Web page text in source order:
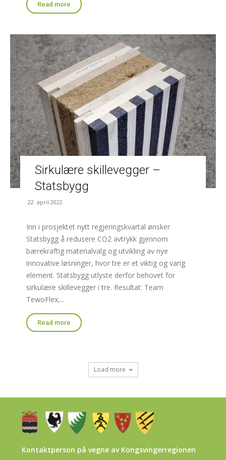
Read more
Sirkulære skillevegger –
Statsbygg
22. april 2022
Inn i prosjektet nytt regjeringskvartal ønsker
Statsbygg å redusere CO2 avtrykk gjennom
bærekraftig materialvalg og utvikling av nye
innovative løsninger, hvor tre er et viktig og varig
element. Statsbygg utlyste derfor behovet for
sirkulære skillevegger i tre. Resultat: Team
TewoFlex,...
Read more
Load more
Kontaktperson på vegne av Kongsvingerregionen